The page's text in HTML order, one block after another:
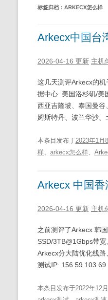
标签归档： ARKECX怎么样
Arkecx中国台
2026-04-16 更新 主机
这几天测评Arkecx的
据中心: 美国洛杉矶/美
西亚吉隆坡、泰国曼
姆斯特丹、波兰华沙
本条目发布于2023年1月
样
arkecx怎么样
Arkecx 中国
2026-04-16 更新 主机
之前测评了Arkecx 韩
SSD/3TB@1Gbps带
Arkecx分大陆优化线路
测试IP:
本条目发布于2022年12